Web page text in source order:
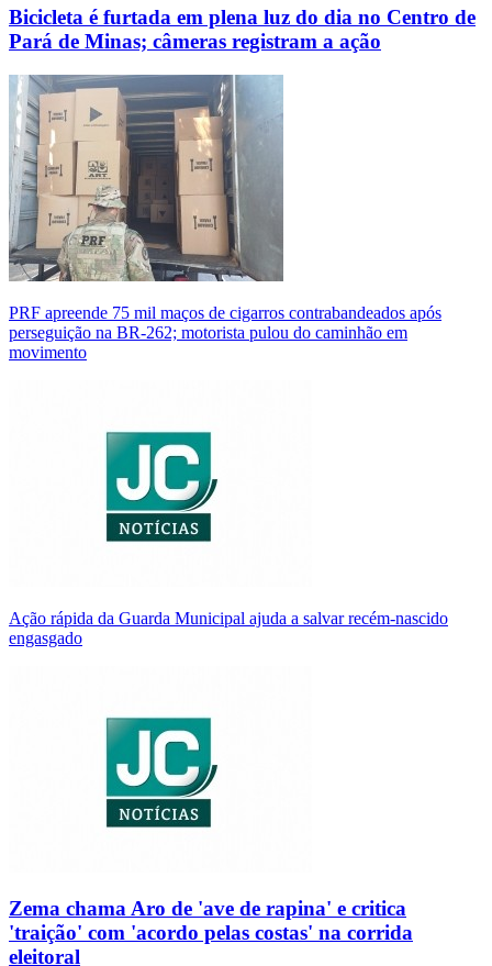
Bicicleta é furtada em plena luz do dia no Centro de
Pará de Minas; câmeras registram a ação
PRF apreende 75 mil maços de cigarros contrabandeados após
perseguição na BR-262; motorista pulou do caminhão em
movimento
Ação rápida da Guarda Municipal ajuda a salvar recém-nascido
engasgado
Zema chama Aro de 'ave de rapina' e critica
'traição' com 'acordo pelas costas' na corrida
eleitoral